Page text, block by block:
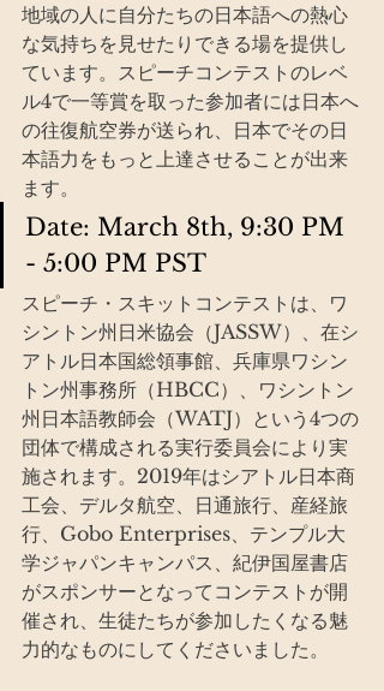
地域の人に自分たちの日本語への熱心
な気持ちを見せたりできる場を提供し
ています。スピーチコンテストのレベ
ル4で一等賞を取った参加者には日本へ
の往復航空券が送られ、日本でその日
本語力をもっと上達させることが出来
ます。
Date: March 8th, 9:30 PM
- 5:00 PM PST
スピーチ・スキットコンテストは、ワ
シントン州日米協会（JASSW）、在シ
アトル日本国総領事館、兵庫県ワシン
トン州事務所（HBCC）、ワシントン
州日本語教師会（WATJ）という4つの
団体で構成される実行委員会により実
施されます。2019年はシアトル日本商
工会、デルタ航空、日通旅行、産経旅
行、Gobo Enterprises、テンプル大
学ジャパンキャンパス、紀伊国屋書店
がスポンサーとなってコンテストが開
催され、生徒たちが参加したくなる魅
力的なものにしてくださいました。